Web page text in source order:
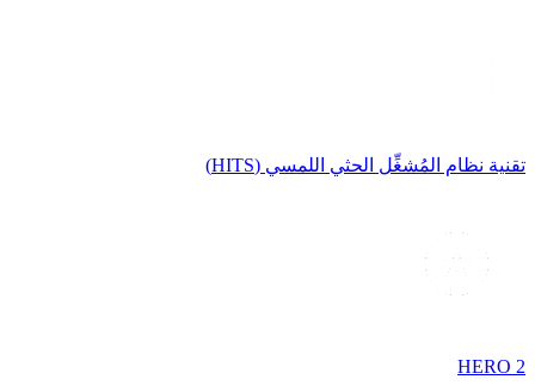
تقنية نظام المُشغِّل الحثي اللمسي (HITS)
HERO 2